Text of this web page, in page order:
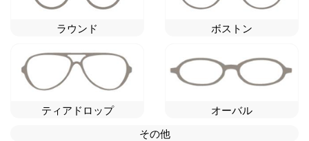
ラウンド ボストン
ティアドロップ
オーバル
その他